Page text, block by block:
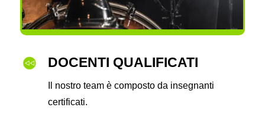
DOCENTI QUALIFICATI
Il nostro team è composto da insegnanti
certificati.